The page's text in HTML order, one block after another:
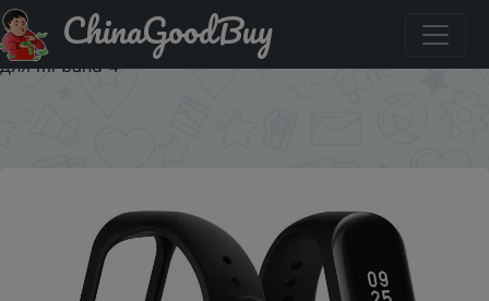
Придбати Ремешок из мягкого ТПУ для наручных
часов Xiaomi MiBand 4, браслет для miband 4, браслет
для mi band 4
ChinaGoodBuy